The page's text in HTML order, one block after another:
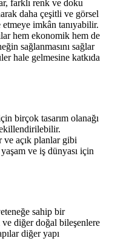
farklı renk ve doku
daha çeşitli ve görsel
etmeye imkân tanıyabilir.
hem ekonomik hem de
sağlanmasını sağlar
hale gelmesine katkıda
birçok tasarım olanağı
ve açık planlar gibi
ve iş dünyası için
sahip bir
ve diğer doğal bileşenlere
diğer yapı